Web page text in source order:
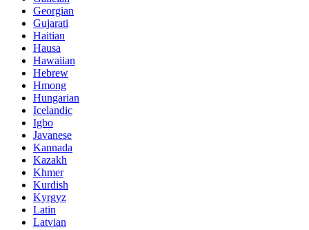
Georgian
Gujarati
Haitian
Hausa
Hawaiian
Hebrew
Hmong
Hungarian
Icelandic
Igbo
Javanese
Kannada
Kazakh
Khmer
Kurdish
Kyrgyz
Latin
Latvian